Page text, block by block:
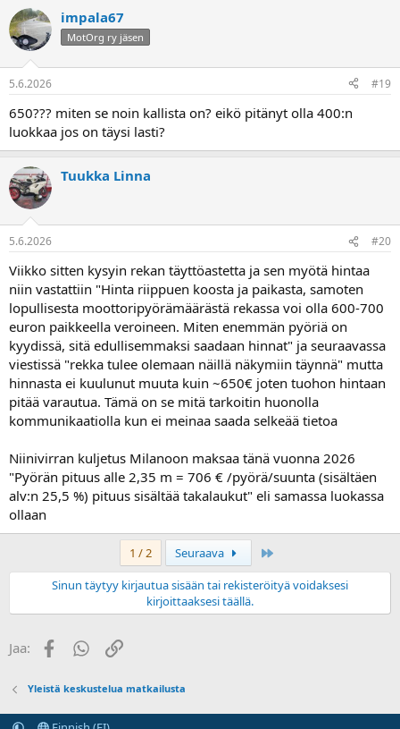
impala67
MotOrg ry jäsen
5.6.2026 #19
650??? miten se noin kallista on? eikö pitänyt olla 400:n
luokkaa jos on täysi lasti?
Tuukka Linna
5.6.2026 #20
Viikko sitten kysyin rekan täyttöastetta ja sen myötä hintaa
niin vastattiin "Hinta riippuen koosta ja paikasta, samoten
lopullisesta moottoripyörämäärästä rekassa voi olla 600-700
euron paikkeella veroineen. Miten enemmän pyöriä on
kyydissä, sitä edullisemmaksi saadaan hinnat" ja seuraavassa
viestissä "rekka tulee olemaan näillä näkymiin täynnä" mutta
hinnasta ei kuulunut muuta kuin ~650€ joten tuohon hintaan
pitää varautua. Tämä on se mitä tarkoitin huonolla
kommunikaatiolla kun ei meinaa saada selkeää tietoa
Niinivirran kuljetus Milanoon maksaa tänä vuonna 2026
"Pyörän pituus alle 2,35 m = 706 € /pyörä/suunta (sisältäen
alv:n 25,5 %) pituus sisältää takalaukut" eli samassa luokassa
ollaan
1 / 2 Seuraava
Sinun täytyy kirjautua sisään tai rekisteröityä voidaksesi
kirjoittaaksesi täällä.
Jaa: FacebookWhatsApp
Linkki
Yleistä keskustelua matkailusta